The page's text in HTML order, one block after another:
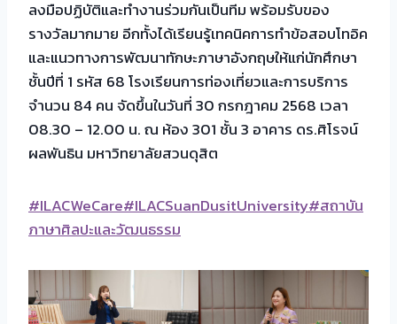
ลงมือปฏิบัติและทำงานร่วมกันเป็นทีม พร้อมรับของ
รางวัลมากมาย อีกทั้งได้เรียนรู้เทคนิคการทำข้อสอบโทอิค
และแนวทางการพัฒนาทักษะภาษาอังกฤษให้แก่นักศึกษา
ชั้นปีที่ 1 รหัส 68 โรงเรียนการท่องเที่ยวและการบริการ
จำนวน 84 คน จัดขึ้นในวันที่ 30 กรกฎาคม 2568 เวลา
08.30 – 12.00 น. ณ ห้อง 301 ชั้น 3 อาคาร ดร.ศิโรจน์
ผลพันธิน มหาวิทยาลัยสวนดุสิต
#ILACWeCare#ILACSuanDusitUniversity#สถาบัน
ภาษาศิลปะและวัฒนธรรม